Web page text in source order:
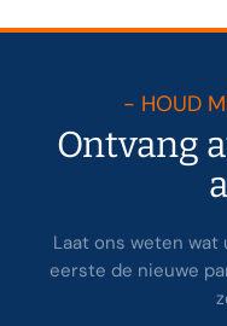
- HOUD
Ontvang
Laat ons weten wat
eerste de nieuwe